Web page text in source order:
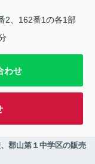
2、162番1の各1部
わせ
第１中学区の販売